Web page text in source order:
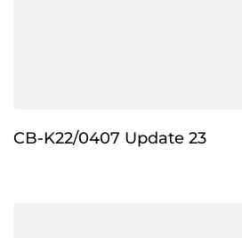
CB-K22/0407 Update 23